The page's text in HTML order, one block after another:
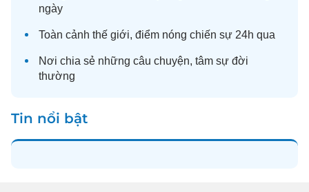
ngày
Toàn cảnh thế giới, điểm nóng chiến sự 24h qua
Nơi chia sẻ những câu chuyện, tâm sự đời
thường
Tin nổi bật